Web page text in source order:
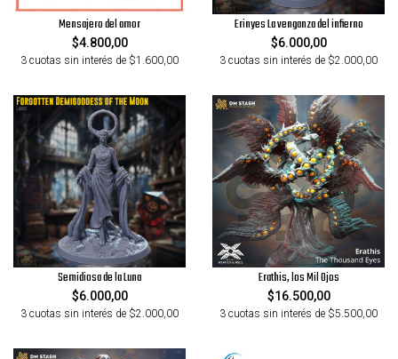
Mensajero del amor
$4.800,00
3 cuotas sin interés de $1.600,00
Erinyes La venganza del infierno
$6.000,00
3 cuotas sin interés de $2.000,00
Semidiosa de la Luna
$6.000,00
3 cuotas sin interés de $2.000,00
Erathis, los Mil Ojos
$16.500,00
3 cuotas sin interés de $5.500,00